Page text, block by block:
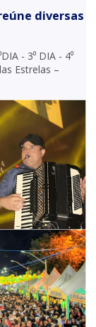
diversas
- 3⁰ DIA - 4⁰
Estrelas –